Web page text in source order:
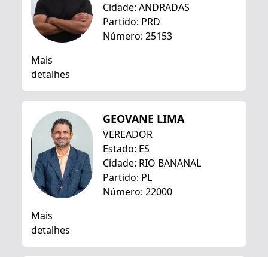
Cidade: ANDRADAS
Partido: PRD
Número: 25153
Mais
detalhes
GEOVANE LIMA
VEREADOR
Estado: ES
Cidade: RIO BANANAL
Partido: PL
Número: 22000
Mais
detalhes